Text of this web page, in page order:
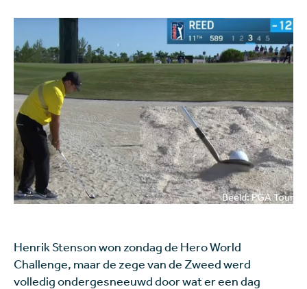
Beeld: PGA Tour
Henrik Stenson won zondag de Hero World
Challenge, maar de zege van de Zweed werd
volledig ondergesneeuwd door wat er een dag